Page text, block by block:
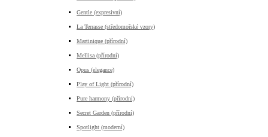
Gentle (expresivní)
La Terrasse (středomořské vzory)
Martinique (přírodní)
Mellisa (přírodní)
Opus (elegance)
Play of Light (přírodní)
Pure harmony (přírodní)
Secret Garden (přírodní)
Spotlight (moderní)